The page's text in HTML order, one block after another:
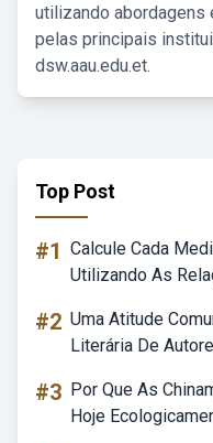
utilizando abordagens
pelas principais
dsw.aau.edu.et.
Top Post
#1 Calcule Cada
Utilizando As
#2 Uma Atitude
Literária De
#3 Por Que As
Hoje